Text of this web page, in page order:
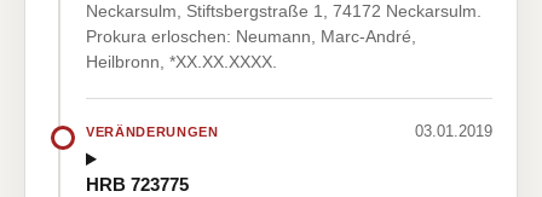
Neckarsulm, Stiftsbergstraße 1, 74172 Neckarsulm.
Prokura erloschen: Neumann, Marc-André,
Heilbronn, *XX.XX.XXXX.
VERÄNDERUNGEN 03.01.2019
HRB 723775